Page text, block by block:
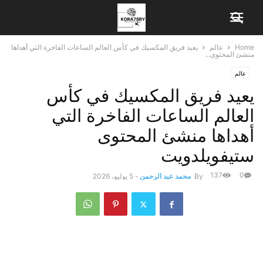
Home عالم
يعيد فريق المكسيك في كأس العالم الساعات الفاخرة التي أهداها
منشئ المحتوى...
عالم
يعيد فريق المكسيك في كأس
العالم الساعات الفاخرة التي
أهداها منشئ المحتوى
ستيفويلدويت
By محمد عبد الرحمن - 5 يوليو، 2026 0
137